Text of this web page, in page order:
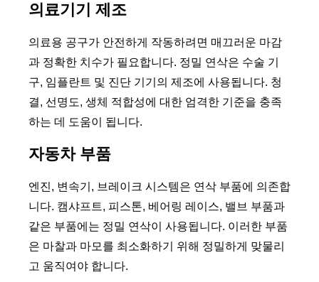
의료기기 제조
의료용 공구가 안전하게 작동하려면 매끄러운 마감
과 정확한 치수가 필요합니다. 정밀 연삭은 수술 기
구, 임플란트 및 진단 기기의 제조에 사용됩니다. 청
결, 선명도, 생체 적합성에 대한 엄격한 기준을 충족
하는 데 도움이 됩니다.
자동차 부품
엔진, 변속기, 브레이크 시스템은 연삭 부품에 의존합
니다. 캠샤프트, 피스톤, 베어링 레이스, 밸브 부품과
같은 부품에는 정밀 연삭이 사용됩니다. 이러한 부품
은 마찰과 마모를 최소화하기 위해 정밀하게 맞물리
고 움직여야 합니다.